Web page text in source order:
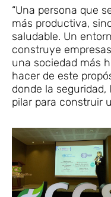
“Una persona que
más productiva,
saludable. Un
construye
una sociedad más
hacer de este
donde la
pilar para construir